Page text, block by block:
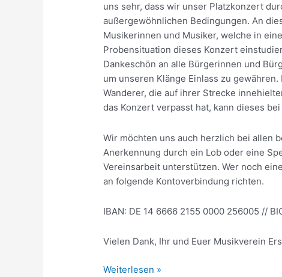
uns sehr, dass wir unser Platzkonzert
außergewöhnlichen Bedingungen. An
Musikerinnen und Musiker, welche in
Probensituation dieses Konzert
Dankeschön an alle Bürgerinnen und
um unseren Klänge Einlass zu
Wanderer, die auf ihrer Strecke
das Konzert verpasst hat, kann dieses
Wir möchten uns auch herzlich bei allen
Anerkennung durch ein Lob oder eine
Vereinsarbeit unterstützen. Wer noch
an folgende Kontoverbindung richten.
IBAN: DE 14 6666 2155 0000 256005 //
Vielen Dank, Ihr und Euer Musikverein
Dankeschön
Weiterlesen »